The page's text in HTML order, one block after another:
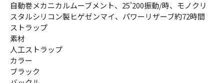
自動巻メカニカルムーブメント、25'200振動/時、モノクリ
スタルシリコン製ヒゲゼンマイ、パワーリザーブ約72時間
ストラップ
素材
人工ストラップ
カラー
ブラック